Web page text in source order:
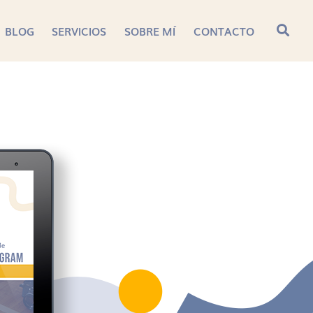
BLOG SERVICIOS SOBRE MÍ CONTACTO